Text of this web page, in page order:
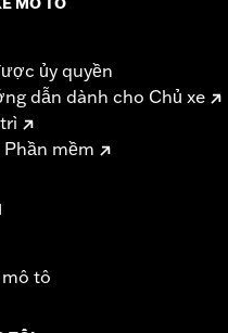
ủy quyền
dẫn dành cho Chủ xe
mềm
tô